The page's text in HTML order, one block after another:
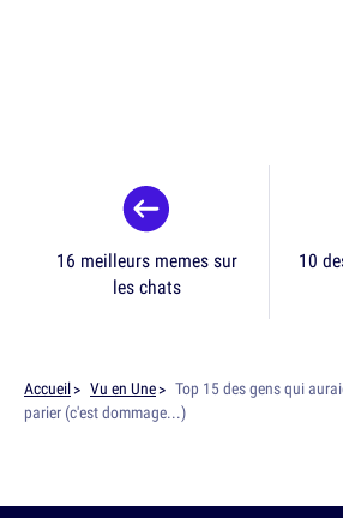
16 meilleurs memes sur
les chats
10
Accueil Vu en Une
Top 15 des gens qui
parier (c'est dommage...)